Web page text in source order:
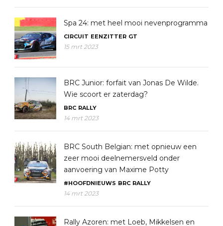
Spa 24: met heel mooi nevenprogramma
CIRCUIT EENZITTER GT
15 mrt 2023
BRC Junior: forfait van Jonas De Wilde.
Wie scoort er zaterdag?
BRC RALLY
14 mrt 2023
BRC South Belgian: met opnieuw een
zeer mooi deelnemersveld onder
aanvoering van Maxime Potty
#HOOFDNIEUWS BRC RALLY
14 mrt 2023
Rally Azoren: met Loeb, Mikkelsen en